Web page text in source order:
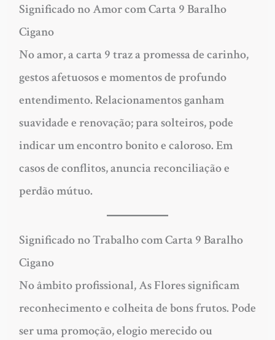
Significado no Amor com Carta 9 Baralho
Cigano
No amor, a carta 9 traz a promessa de carinho,
gestos afetuosos e momentos de profundo
entendimento. Relacionamentos ganham
suavidade e renovação; para solteiros, pode
indicar um encontro bonito e caloroso. Em
casos de conflitos, anuncia reconciliação e
perdão mútuo.
Significado no Trabalho com Carta 9 Baralho
Cigano
No âmbito profissional, As Flores significam
reconhecimento e colheita de bons frutos. Pode
ser uma promoção, elogio merecido ou